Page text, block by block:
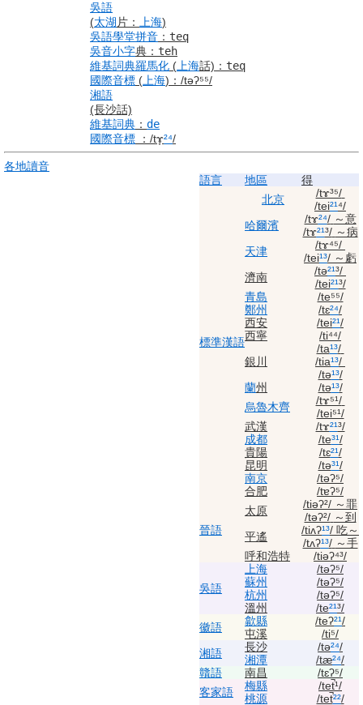
吳語
(太湖片： 上海)
吳語學堂拼音 ： teq
吳音小字典 ： teh
維基詞典羅馬化 ( 上海話) ： teq
國際音標 ( 上海) ： /təʔ⁵⁵/
湘語
(長沙話)
維基詞典 ： de
國際音標
： /tɤ̞²⁴/
各地讀音
語言
地區 得
標準漢語
北京
/tɤ³⁵/
/tei²¹⁴/
哈爾濱
/tɤ²⁴/ ～意
/tɤ²¹³/ ～病
天津
/tɤ⁴⁵/
/tei¹³/ ～虧
濟南
/tə²¹³/
/tei²¹³/
青島
/te⁵⁵/
鄭州
/tɛ²⁴/
西安
/tei²¹/
西寧
/ti⁴⁴/
銀川
/ta¹³/
/tia¹³/
/tə¹³/
蘭州 /tə¹³/
烏魯木齊
/tɤ⁵¹/
/tei⁵¹/
武漢
/tɤ²¹³/
成都
/te³¹/
貴陽
/tɛ²¹/
昆明
/tə³¹/
南京
/təʔ⁵/
合肥
/tɐʔ⁵/
晉語
太原 /tiəʔ²/ ～罪
/təʔ²/ ～到
平遙
/tiʌʔ¹³/ 吃～
/tʌʔ¹³/ ～手
呼和浩特
/tiəʔ⁴³/
吳語
上海
/təʔ⁵/
蘇州
/təʔ⁵/
杭州
/təʔ⁵/
溫州
/te²¹³/
徽語
歙縣 /teʔ²¹/
屯溪
/ti⁵/
湘語
長沙 /tə²⁴/
湘潭
/tæ²⁴/
贛語
南昌
/tɛʔ⁵/
客家語
梅縣
/tet̚¹/
桃源
/tet̚²²/